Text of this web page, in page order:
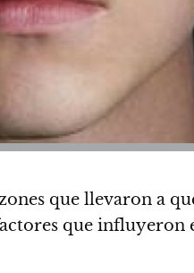
que llevaron a
que influyeron